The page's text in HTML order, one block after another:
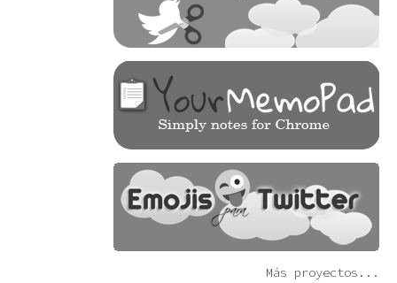
Más proyectos...